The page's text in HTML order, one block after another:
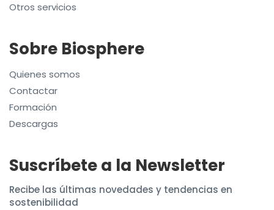
Otros servicios
Sobre Biosphere
Quienes somos
Contactar
Formación
Descargas
Suscríbete a la Newsletter
Recibe las últimas novedades y tendencias en
sostenibilidad